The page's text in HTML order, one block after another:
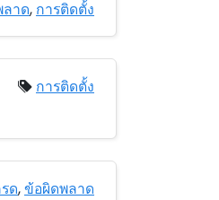
าด, การติดตั้ง
การติดตั้ง
ด,ข้อผิดพลาด